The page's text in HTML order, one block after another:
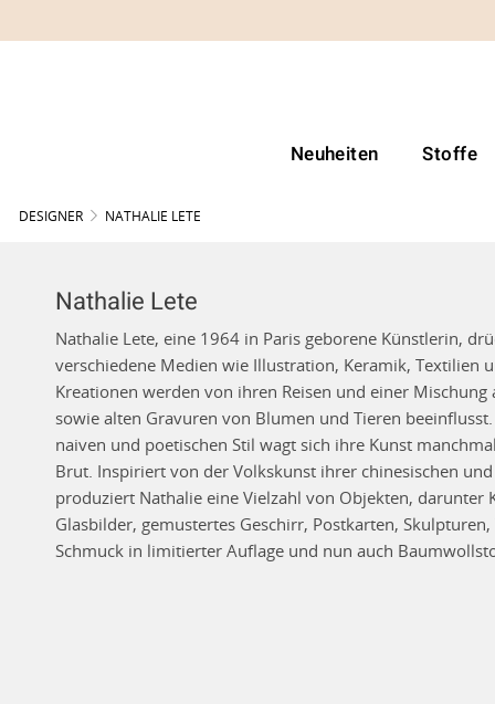
Neuheiten Stoffe
DESIGNER NATHALIE LETE
Nathalie Lete
Nathalie Lete, eine 1964 in Paris geborene Künstlerin,
verschiedene Medien wie Illustration, Keramik, Textilien
Kreationen werden von ihren Reisen und einer Mischung
sowie alten Gravuren von Blumen und Tieren
naiven und poetischen Stil wagt sich ihre Kunst
Brut. Inspiriert von der Volkskunst ihrer chinesischen
produziert Nathalie eine Vielzahl von Objekten, darunter
Glasbilder, gemustertes Geschirr, Postkarten, Skulpturen,
Schmuck in limitierter Auflage und nun auch